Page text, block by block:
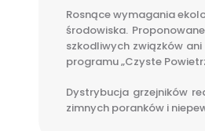
Rosnące wymagania
środowiska.
szkodliwych związków
programu „Czyste
Dystrybucja grzejników
zimnych poranków i